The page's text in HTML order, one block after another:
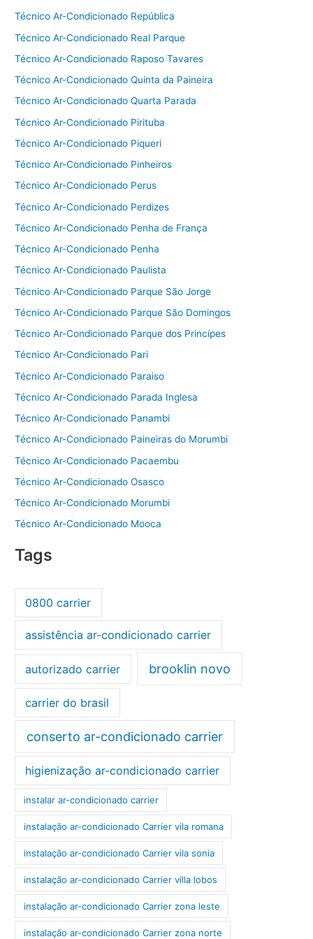
Técnico Ar-Condicionado República
Técnico Ar-Condicionado Real Parque
Técnico Ar-Condicionado Raposo Tavares
Técnico Ar-Condicionado Quinta da Paineira
Técnico Ar-Condicionado Quarta Parada
Técnico Ar-Condicionado Pirituba
Técnico Ar-Condicionado Piqueri
Técnico Ar-Condicionado Pinheiros
Técnico Ar-Condicionado Perus
Técnico Ar-Condicionado Perdizes
Técnico Ar-Condicionado Penha de França
Técnico Ar-Condicionado Penha
Técnico Ar-Condicionado Paulista
Técnico Ar-Condicionado Parque São Jorge
Técnico Ar-Condicionado Parque São Domingos
Técnico Ar-Condicionado Parque dos Princípes
Técnico Ar-Condicionado Pari
Técnico Ar-Condicionado Paraiso
Técnico Ar-Condicionado Parada Inglesa
Técnico Ar-Condicionado Panambi
Técnico Ar-Condicionado Paineiras do Morumbi
Técnico Ar-Condicionado Pacaembu
Técnico Ar-Condicionado Osasco
Técnico Ar-Condicionado Morumbi
Técnico Ar-Condicionado Mooca
Tags
0800 carrier
assistência ar-condicionado carrier
autorizado carrier brooklin novo
carrier do brasil
conserto ar-condicionado carrier
higienização ar-condicionado carrier
instalar ar-condicionado carrier
instalação ar-condicionado Carrier vila romana
instalação ar-condicionado Carrier vila sonia
instalação ar-condicionado Carrier villa lobos
instalação ar-condicionado Carrier zona leste
instalação ar-condicionado Carrier zona norte